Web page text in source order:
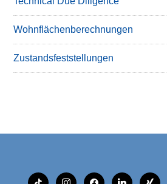
Wohnflächenberechnungen
Zustandsfeststellungen
tiktok instagramfacebooklinkedinxing